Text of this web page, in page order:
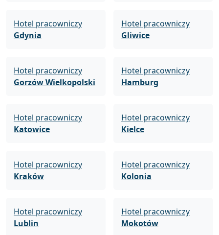
Hotel pracowniczy
Gdynia
Hotel pracowniczy
Gliwice
Hotel pracowniczy
Gorzów Wielkopolski
Hotel pracowniczy
Hamburg
Hotel pracowniczy
Katowice
Hotel pracowniczy
Kielce
Hotel pracowniczy
Kraków
Hotel pracowniczy
Kolonia
Hotel pracowniczy
Lublin
Hotel pracowniczy
Mokotów